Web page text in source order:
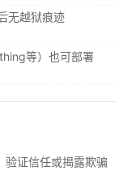
无越狱痕迹
等）也可部署
验证信任或揭露欺骗